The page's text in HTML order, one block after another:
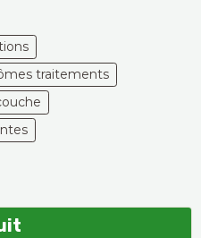
traitements